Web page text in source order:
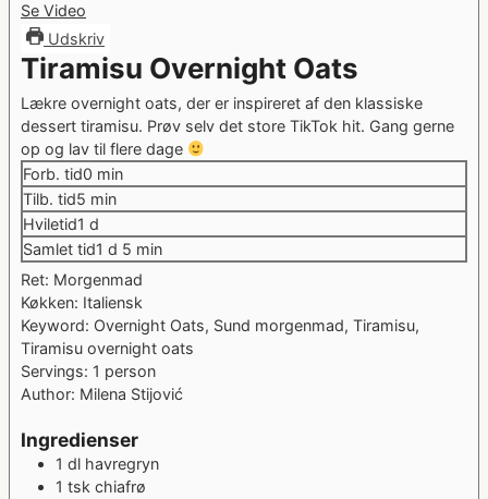
Se Video
Udskriv
Tiramisu Overnight Oats
Lækre overnight oats, der er inspireret af den klassiske
dessert tiramisu. Prøv selv det store TikTok hit. Gang gerne
op og lav til flere dage
Forb. tid0 minutter
min
Tilb. tid5 minutter
min
Hviletid1 dag
d
Samlet tid1 dag
d 5 minutter
min
Ret: Morgenmad
Køkken: Italiensk
Keyword: Overnight Oats, Sund morgenmad, Tiramisu,
Tiramisu overnight oats
Servings: 1 person
Author: Milena Stijović
Ingredienser
1 dl havregryn
1 tsk chiafrø